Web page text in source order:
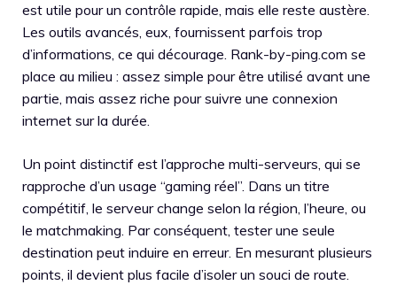
est utile pour un contrôle rapide, mais elle reste austère.
Les outils avancés, eux, fournissent parfois trop
d’informations, ce qui décourage. Rank-by-ping.com se
place au milieu : assez simple pour être utilisé avant une
partie, mais assez riche pour suivre une connexion
internet sur la durée.
Un point distinctif est l’approche multi-serveurs, qui se
rapproche d’un usage “gaming réel”. Dans un titre
compétitif, le serveur change selon la région, l’heure, ou
le matchmaking. Par conséquent, tester une seule
destination peut induire en erreur. En mesurant plusieurs
points, il devient plus facile d’isoler un souci de route.